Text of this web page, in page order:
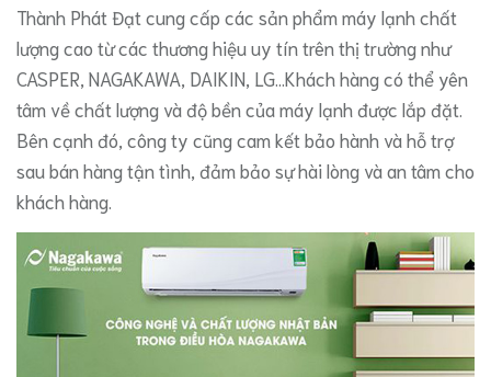
Thành Phát Đạt cung cấp các sản phẩm máy lạnh chất
lượng cao từ các thương hiệu uy tín trên thị trường như
CASPER, NAGAKAWA, DAIKIN, LG…Khách hàng có thể yên
tâm về chất lượng và độ bền của máy lạnh được lắp đặt.
Bên cạnh đó, công ty cũng cam kết bảo hành và hỗ trợ
sau bán hàng tận tình, đảm bảo sự hài lòng và an tâm cho
khách hàng.